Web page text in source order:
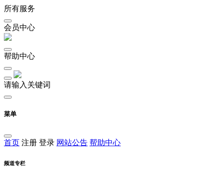
所有服务
会员中心
帮助中心
请输入关键词
菜单
首页 注册 登录 网站公告 帮助中心
频道专栏